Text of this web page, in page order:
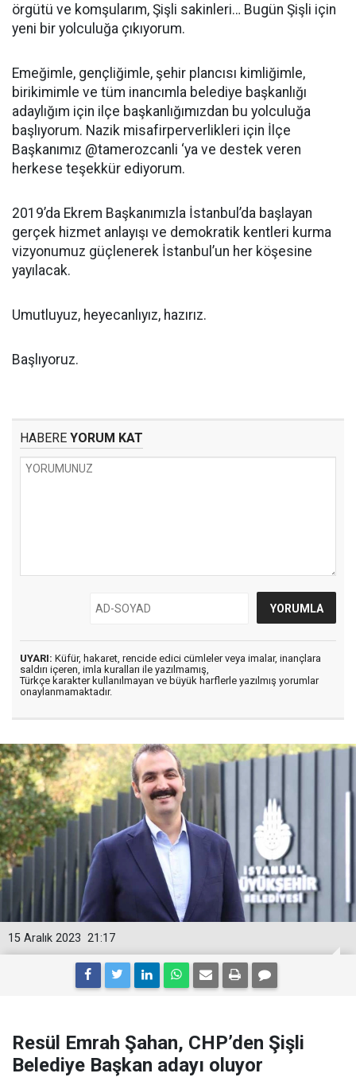
örgütü ve komşularım, Şişli sakinleri… Bugün Şişli için
yeni bir yolculuğa çıkıyorum.
Emeğimle, gençliğimle, şehir plancısı kimliğimle,
birikimimle ve tüm inancımla belediye başkanlığı
adaylığım için ilçe başkanlığımızdan bu yolculuğa
başlıyorum. Nazik misafirperverlikleri için İlçe
Başkanımız @tamerozcanli ‘ya ve destek veren
herkese teşekkür ediyorum.
2019’da Ekrem Başkanımızla İstanbul’da başlayan
gerçek hizmet anlayışı ve demokratik kentleri kurma
vizyonumuz güçlenerek İstanbul’un her köşesine
yayılacak.
Umutluyuz, heyecanlıyız, hazırız.
Başlıyoruz.
HABERE YORUM KAT
UYARI: Küfür, hakaret, rencide edici cümleler veya imalar, inançlara
saldırı içeren, imla kuralları ile yazılmamış,
Türkçe karakter kullanılmayan ve büyük harflerle yazılmış yorumlar
onaylanmamaktadır.
21:17
15 Aralık 2023
Resül Emrah Şahan, CHP’den Şişli
Belediye Başkan adayı oluyor